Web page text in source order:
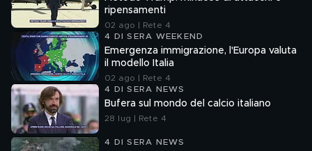
ripensamenti
02 ago | Rete 4
4 DI SERA WEEKEND
Emergenza immigrazione, l'Europa valuta
il modello Italia
02 ago | Rete 4
4 DI SERA NEWS
Bufera sul mondo del calcio italiano
28 lug | Rete 4
4 DI SERA NEWS